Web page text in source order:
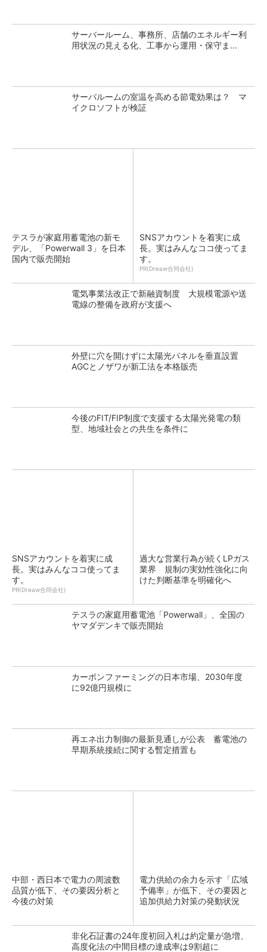
サーバールーム、事務所、店舗のエネルギー利
用状況の見える化、工事から運用・保守ま...
サーバルームの室温を高める節電効果は？ マ
イクロソフトが検証
テスラが家庭用蓄電池の新モ
デル、「Powerwall 3」を日本
国内で販売開始
SNSアカウントを着実に成
長。実はみんなココ使ってま
す。
PR(Dreaw合同会社)
電気事業法改正で新融資制度 大規模電源や送
電線の整備を政府が支援へ
外壁に穴を開けずに太陽光パネルを垂直設置
AGCとノザワが新工法を本格販売
今後のFIT/FIP制度で支援する太陽光発電の類
型、地域社会との共生を条件に
SNSアカウントを着実に成
長。実はみんなココ使ってま
す。
PR(Dreaw合同会社)
過大な営業行為が続くLPガス
業界 規制の実効性強化に向
けた判断基準を明確化へ
テスラの家庭用蓄電池「Powerwall」、全国の
ヤマダデンキで販売開始
カーボンファーミングの日本市場、2030年度
に92億円規模に
再エネ出力制御の最新見通しが公表 蓄電池の
早期系統接続に関する暫定措置も
中部・西日本で電力の周波数
品質が低下、その要因分析と
今後の対策
電力供給の余力を示す「広域
予備率」が低下、その要因と
追加供給力対策の発動状況
非化石証書の24年度初回入札は約定量が急増、
高度化法の中間目標の達成率は9割超に